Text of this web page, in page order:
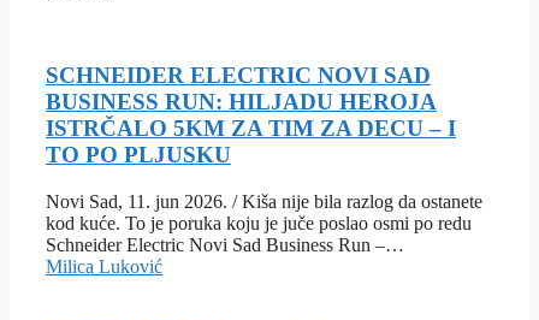
SCHNEIDER ELECTRIC NOVI SAD
BUSINESS RUN: HILJADU HEROJA
ISTRČALO 5KM ZA TIM ZA DECU – I
TO PO PLJUSKU
Novi Sad, 11. jun 2026. / Kiša nije bila razlog da ostanete
kod kuće. To je poruka koju je juče poslao osmi po redu
Schneider Electric Novi Sad Business Run –…
Milica Luković